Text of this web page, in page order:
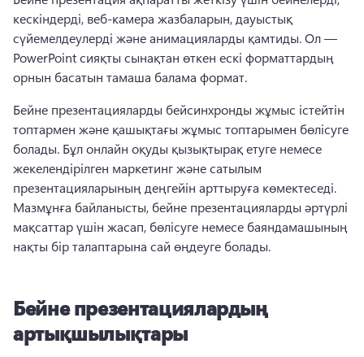
кескіндерді, веб-камера жазбаларын, дауыстық
сүйемелдеулерді және анимацияларды қамтиды. Ол —
PowerPoint сияқты сынақтан өткен ескі форматтардың
орнын басатын тамаша балама формат.
Бейне презентацияларды бейсинхронды жұмыс істейтін
топтармен және қашықтағы жұмыс топтарымен бөлісуге
болады. Бұл онлайн оқуды қызықтырақ етуге немесе
жекелендірілген маркетинг және сатылым
Мазмұнға байланысты, бейне презентацияларды әртүрлі
мақсаттар үшін жасап, бөлісуге немесе баяндамашының
нақты бір талаптарына сай өңдеуге болады.
Бейне презентациялардың
артықшылықтары